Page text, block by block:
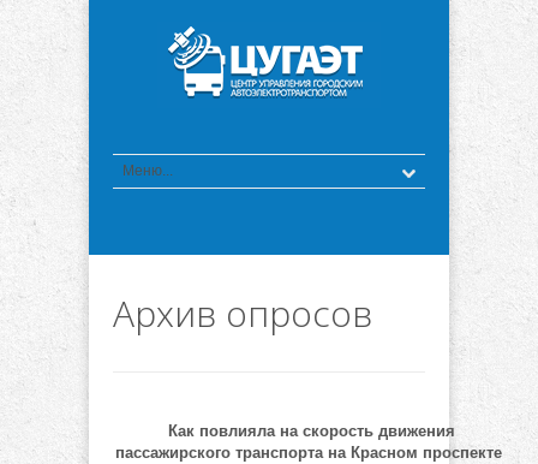
Архив опросов
Как повлияла на скорость движения
пассажирского транспорта на Красном проспекте